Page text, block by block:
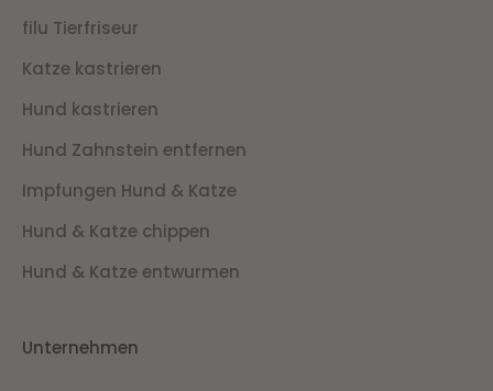
filu Tierfriseur
Katze kastrieren
Hund kastrieren
Hund Zahnstein entfernen
Impfungen Hund & Katze
Hund & Katze chippen
Hund & Katze entwurmen
Unternehmen